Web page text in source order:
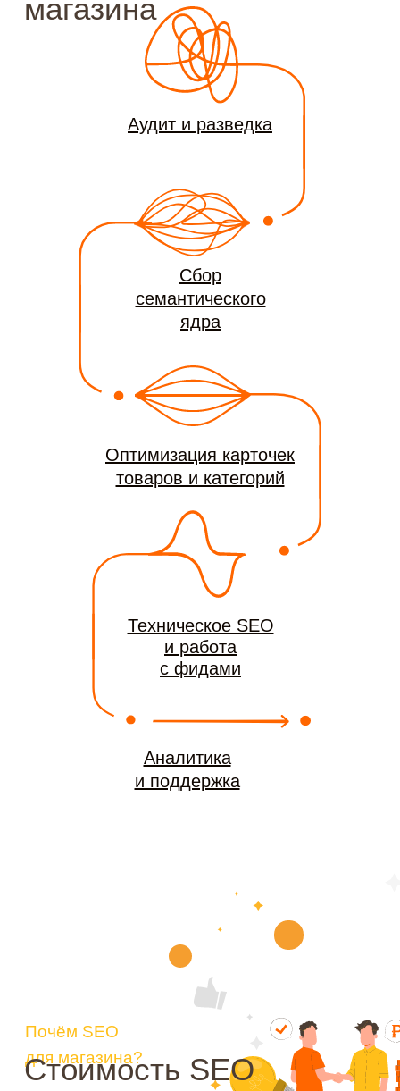
Аудит и разведка
Аналитика
и поддержка
Сбор
семантического
ядра
Техническое SEO
и работа
с фидами
Оптимизация карточек
товаров и категорий